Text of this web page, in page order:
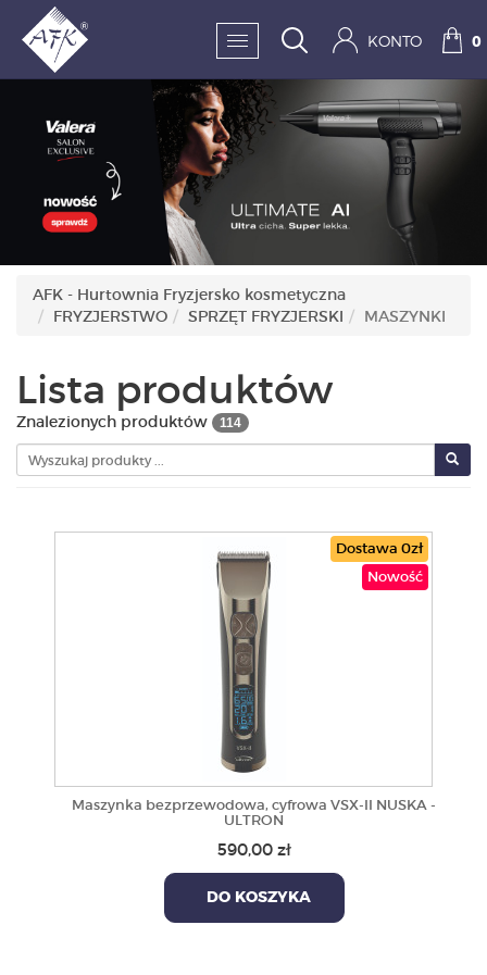
SKLEP:
FRYZJERSTWO
KOSMETYKA
HIGIENA I DEZYNFEKC
PAZNOKCIE
MĘŻCZYZNA
PRODUKTY
POLECAMY
SZKOLENIA
O NAS
KONTO 0
AFK - Hurtownia Fryzjersko kosmetyczna
FRYZJERSTWO
SPRZĘT FRYZJERSKI MASZYNKI
Lista produktów
Znalezionych produktów 114
Dostawa 0zł
Nowość
Maszynka bezprzewodowa, cyfrowa VSX-II NUSKA -
ULTRON
590,00 zł
DO KOSZYKA